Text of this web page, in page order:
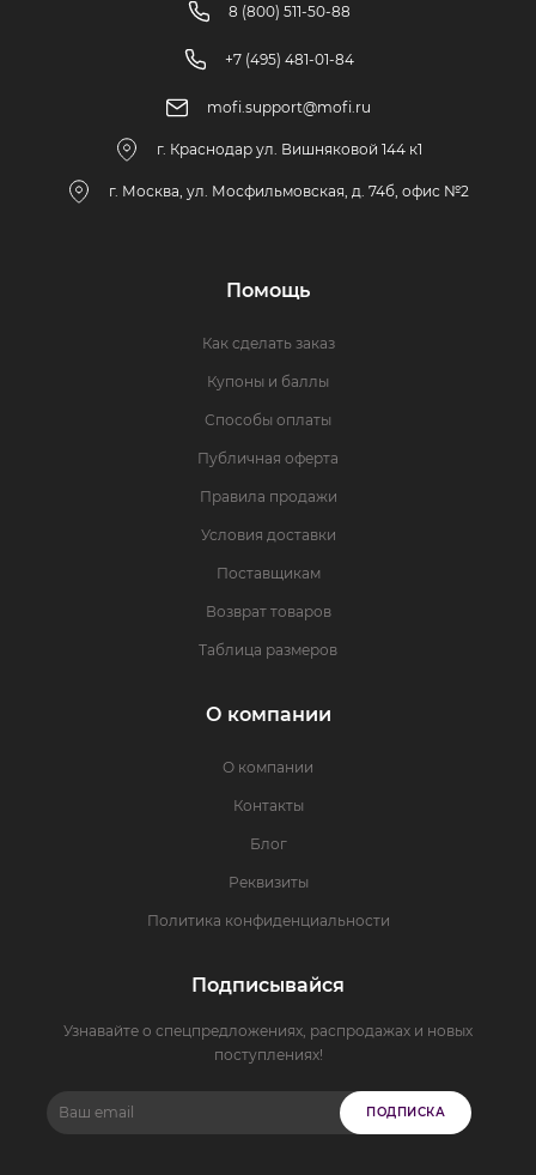
8 (800) 511-50-88
+7 (495) 481-01-84
mofi.support@mofi.ru
г. Краснодар ул. Вишняковой 144 к1
г. Москва, ул. Мосфильмовская, д. 74б, офис №2
Помощь
Как сделать заказ
Купоны и баллы
Способы оплаты
Публичная оферта
Правила продажи
Условия доставки
Поставщикам
Возврат товаров
Таблица размеров
О компании
О компании
Контакты
Блог
Реквизиты
Политика конфиденциальности
Подписывайся
Узнавайте о спецпредложениях, распродажах и новых
поступлениях!
ПОДПИСКА